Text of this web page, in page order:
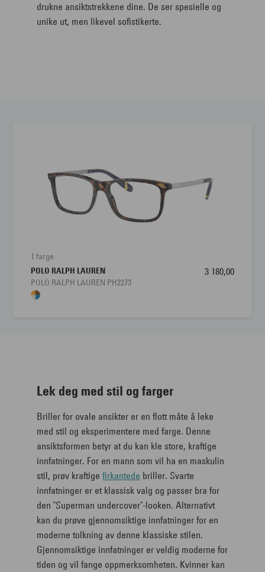
drukne ansiktstrekkene dine. De ser spesielle og
unike ut, men likevel sofistikerte.
1 farge
POLO RALPH LAUREN
POLO RALPH LAUREN PH2273
3 180,00
Lek deg med stil og farger
Briller for ovale ansikter er en flott måte å leke
med stil og eksperimentere med farge. Denne
ansiktsformen betyr at du kan kle store, kraftige
innfatninger. For en mann som vil ha en maskulin
stil, prøv kraftigefirkantede briller. Svarte
innfatninger er et klassisk valg og passer bra for
den "Superman undercover"-looken. Alternativt
kan du prøve gjennomsiktige innfatninger for en
moderne tolkning av denne klassiske stilen.
Gjennomsiktige innfatninger er veldig moderne for
tiden og vil fange oppmerksomheten. Kvinner kan